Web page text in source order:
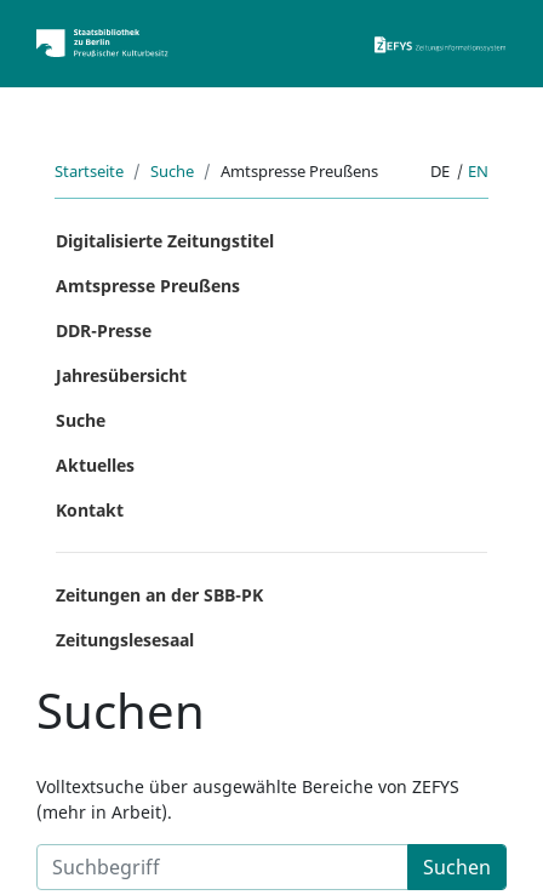
Startseite Suche Amtspresse Preußens DE | EN
Digitalisierte Zeitungstitel
Amtspresse Preußens
DDR-Presse
Jahresübersicht
Suche
Aktuelles
Kontakt
Zeitungen an der SBB-PK
Zeitungslesesaal
Suchen
Volltextsuche über ausgewählte Bereiche von ZEFYS
(mehr in Arbeit).
Suchen